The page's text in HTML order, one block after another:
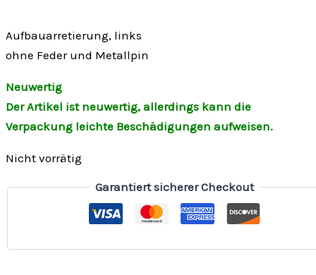
Aufbauarretierung, links
ohne Feder und Metallpin
Neuwertig
Der Artikel ist neuwertig, allerdings kann die
Verpackung leichte Beschädigungen aufweisen.
Nicht vorrätig
Garantiert sicherer Checkout